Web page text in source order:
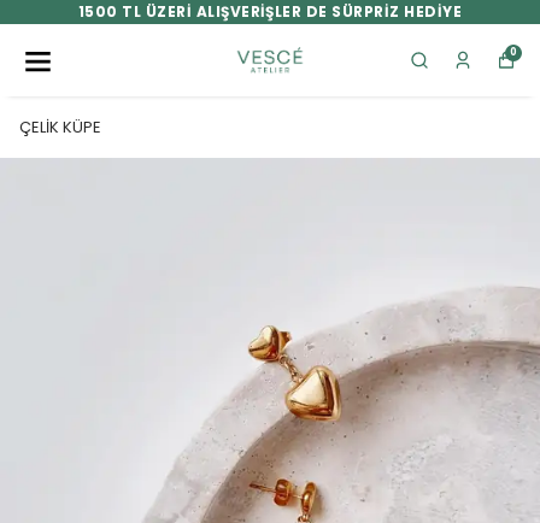
1500 TL ÜZERİ ALIŞVERİŞLER DE SÜRPRİZ HEDİYE
0
ÇELİK KÜPE